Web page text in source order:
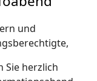
und
Sie herzlich